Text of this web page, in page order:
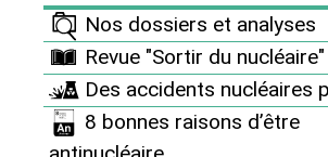
Nos dossiers et analyses
Revue "Sortir du nucléaire"
Des accidents nucléaires
8 bonnes raisons d’être
Album Panunuc Euro
découvrez l’équipe de